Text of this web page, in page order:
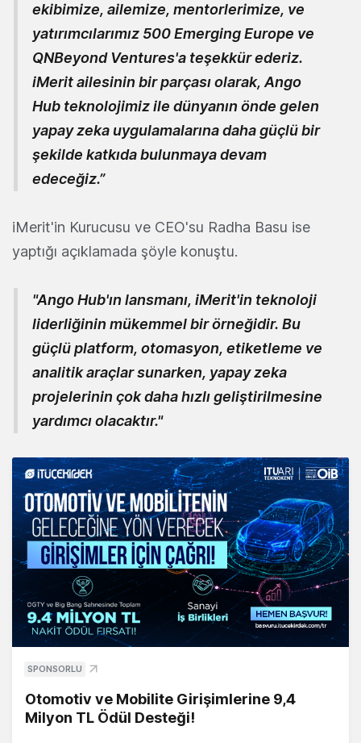
ekibimize, ailemize, mentorlerimize, ve
yatırımcılarımız 500 Emerging Europe ve
QNBeyond Ventures'a teşekkür ederiz.
iMerit ailesinin bir parçası olarak, Ango
Hub teknolojimiz ile dünyanın önde gelen
yapay zeka uygulamalarına daha güçlü bir
şekilde katkıda bulunmaya devam
edeceğiz.”
iMerit'in Kurucusu ve CEO'su Radha Basu ise
yaptığı açıklamada şöyle konuştu.
"Ango Hub'ın lansmanı, iMerit'in teknoloji
liderliğinin mükemmel bir örneğidir. Bu
güçlü platform, otomasyon, etiketleme ve
analitik araçlar sunarken, yapay zeka
projelerinin çok daha hızlı geliştirilmesine
yardımcı olacaktır."
SPONSORLU
Otomotiv ve Mobilite Girişimlerine 9,4
Milyon TL Ödül Desteği!